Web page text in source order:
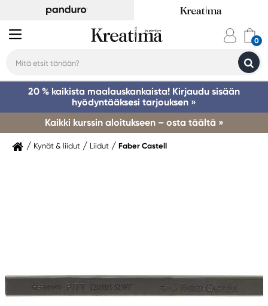
20 % kaikista maalauskankaista! Kirjaudu sisään
hyödyntääksesi tarjouksen »
Kaikki kurssin aloitukseen – osta täältä »
Kynät & liidut Liidut Faber Castell